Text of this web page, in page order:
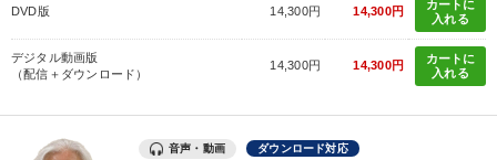
DVD版 14,300円 14,300円
カートに
入れる
デジタル動画版
（配信＋ダウンロード）
14,300円 14,300円
カートに
入れる
音声・動画 ダウンロード対応